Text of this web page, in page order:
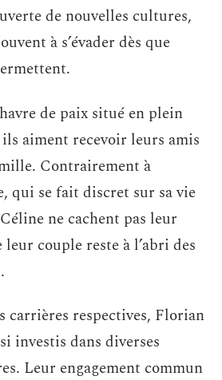
de nouvelles cultures,
à s’évader dès que
de paix situé en plein
aiment recevoir leurs amis
Contrairement à
qui se fait discret sur sa vie
ne cachent pas leur
couple reste à l’abri des
carrières respectives, Florian
investis dans diverses
Leur engagement commun